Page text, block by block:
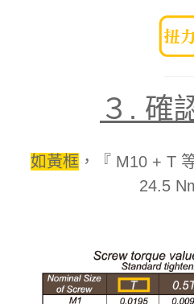
３. 確
如黃框，『 M10 + T
24.5